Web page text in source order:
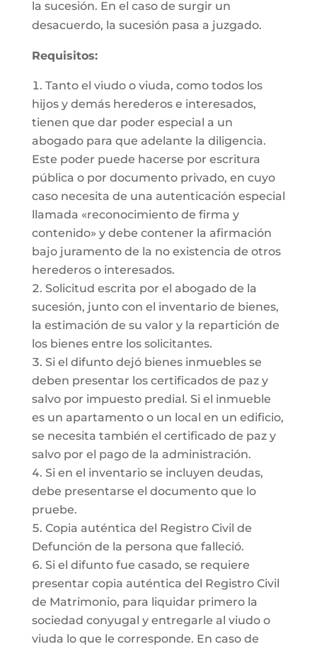
la sucesión. En el caso de surgir un
desacuerdo, la sucesión pasa a juzgado.
Requisitos:
Tanto el viudo o viuda, como todos los
hijos y demás herederos e interesados,
tienen que dar poder especial a un
abogado para que adelante la diligencia.
Este poder puede hacerse por escritura
pública o por documento privado, en cuyo
caso necesita de una autenticación especial
llamada «reconocimiento de firma y
contenido» y debe contener la afirmación
bajo juramento de la no existencia de otros
herederos o interesados.
Solicitud escrita por el abogado de la
sucesión, junto con el inventario de bienes,
la estimación de su valor y la repartición de
los bienes entre los solicitantes.
Si el difunto dejó bienes inmuebles se
deben presentar los certificados de paz y
salvo por impuesto predial. Si el inmueble
es un apartamento o un local en un edificio,
se necesita también el certificado de paz y
salvo por el pago de la administración.
Si en el inventario se incluyen deudas,
debe presentarse el documento que lo
pruebe.
Copia auténtica del Registro Civil de
Defunción de la persona que falleció.
Si el difunto fue casado, se requiere
presentar copia auténtica del Registro Civil
de Matrimonio, para liquidar primero la
sociedad conyugal y entregarle al viudo o
viuda lo que le corresponde. En caso de